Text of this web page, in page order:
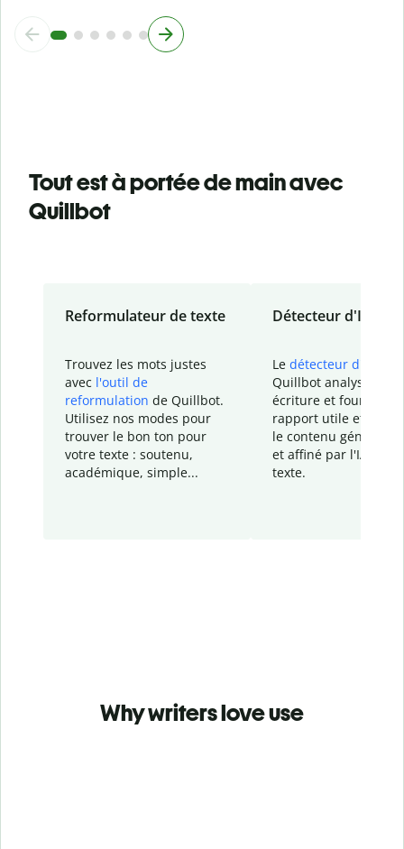
Tout est à portée de main avec
Quillbot
Reformulateur de texte
Trouvez les mots justes
avec l'outil de
reformulation de Quillbot.
Utilisez nos modes pour
trouver le bon ton pour
votre texte : soutenu,
académique, simple...
Détecteur d'IA
Le détecteur d'IA
Quillbot analyse votre
écriture et fournit un
rapport utile et
le contenu généré
et affiné par l'IA
texte.
Why writers love use